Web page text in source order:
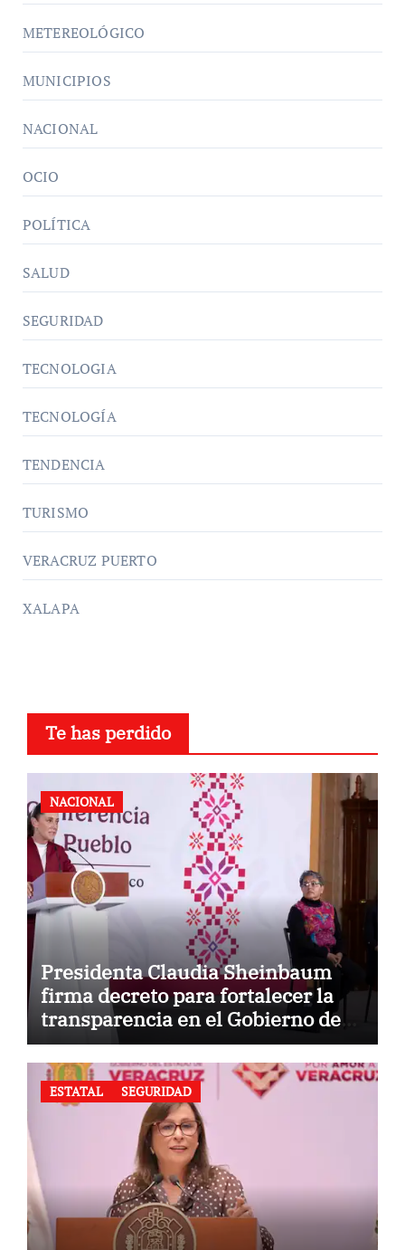
METEREOLÓGICO
MUNICIPIOS
NACIONAL
OCIO
POLÍTICA
SALUD
SEGURIDAD
TECNOLOGIA
TECNOLOGÍA
TENDENCIA
TURISMO
VERACRUZ PUERTO
XALAPA
Te has perdido
NACIONAL
Presidenta Claudia Sheinbaum
firma decreto para fortalecer la
transparencia en el Gobierno de
México
ESTATAL SEGURIDAD